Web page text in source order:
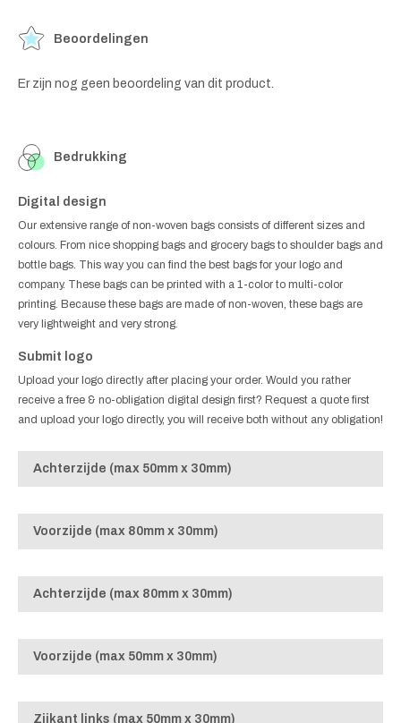
Beoordelingen
Er zijn nog geen beoordeling van dit product.
Bedrukking
Digital design
Our extensive range of non-woven bags consists of different sizes and
colours. From nice shopping bags and grocery bags to shoulder bags and
bottle bags. This way you can find the best bags for your logo and
company. These bags can be printed with a 1-color to multi-color
printing. Because these bags are made of non-woven, these bags are
very lightweight and very strong.
Submit logo
Upload your logo directly after placing your order. Would you rather
receive a free & no-obligation digital design first? Request a quote first
and upload your logo directly, you will receive both without any obligation!
Achterzijde (max 50mm x 30mm)
Voorzijde (max 80mm x 30mm)
Achterzijde (max 80mm x 30mm)
Voorzijde (max 50mm x 30mm)
Zijkant links (max 50mm x 30mm)